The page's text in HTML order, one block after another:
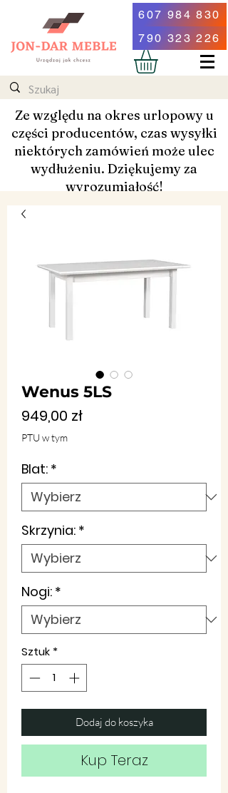
607 984 830
790 323 226
Ze względu na okres urlopowy u
części producentów, czas wysyłki
niektórych zamówień może ulec
wydłużeniu. Dziękujemy za
wyrozumiałość!
Wenus 5LS
949,00 złCena
PTU w tym
Blat: *
Skrzynia: *
Nogi: *
Sztuk *
Dodaj do koszyka
Kup Teraz